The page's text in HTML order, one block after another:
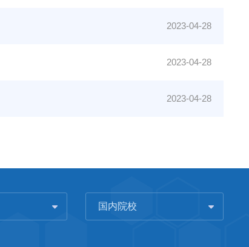
2023-04-28
2023-04-28
2023-04-28
国内院校